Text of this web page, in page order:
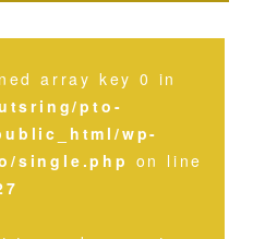
array key 0 in
pto-
wp-
single.php on line